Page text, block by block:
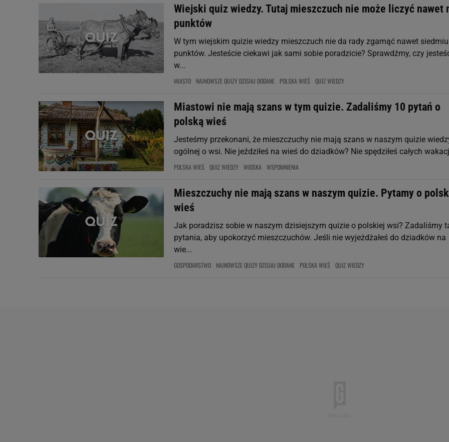
Wiejski quiz wiedzy. Tutaj mieszczuch nie może liczyć nawet
punktów
W tym wiejskim quizie wiedzy mieszczuch nie da rady zgarnąć nawet siedmiu
punktów. Jesteście ciekawi jak sami sobie poradzicie? Sprawdźmy, czy
w...
MIASTO NAJNOWSZE QUIZY DZISIAJ DODANE POLSKA WIEŚ QUIZ WIEDZY
Miastowi nie mają szans w tym quizie. Zadaliśmy 10 pytań o
polską wieś
Jesteśmy przekonani, że mieszczuchy nie mają szans w naszym quizie
ogólnej o wsi. Nie jeździłeś na wieś do dziadków? Nie spędziłeś całych
POLSKA WIEŚ QUIZ WIEDZY WIOSKA WSPOMNIENIA
Mieszczuchy nie mają szans w naszym quizie. Pytamy o
wieś
Jak poradzisz sobie w naszym dzisiejszym quizie o polskiej wsi? Zadaliśmy
pytania, aby upokorzyć mieszczuchów. Jeśli nie wyjeżdżałeś do dziadków na
wie...
GOSPODARSTWO NAJNOWSZE QUIZY DZISIAJ DODANE POLSKA WIEŚ QUIZ WIEDZY